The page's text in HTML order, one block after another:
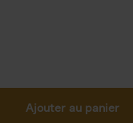
Ajouter au panier